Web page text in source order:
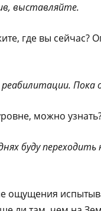
выставляйте.
где вы сейчас?
можно
буду
ощущения